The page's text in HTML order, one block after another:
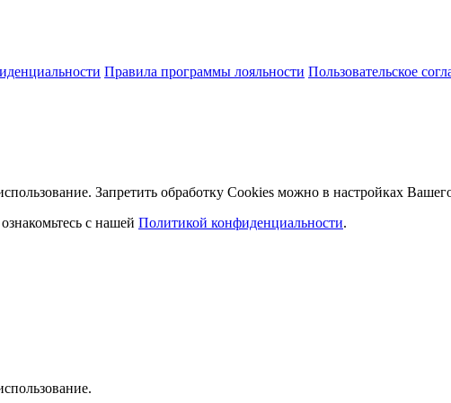
Правила программы лояльности Пользовательское
Запретить обработку Cookies можно в настройках
с нашей Политикой конфиденциальности.